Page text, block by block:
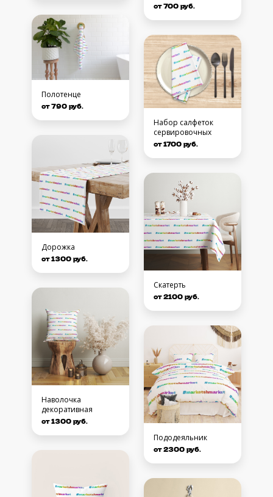
Полотенце
от 790 руб.
Дорожка
от 1300 руб.
Наволочка
декоративная
от 1300 руб.
от 700 руб.
Набор салфеток
сервировочных
от 1700 руб.
Скатерть
от 2100 руб.
Пододеяльник
от 2300 руб.